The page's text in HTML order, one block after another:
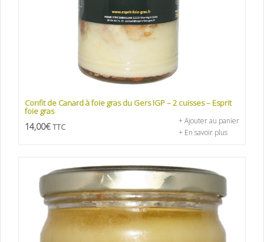
Confit de Canard à foie gras du Gers IGP – 2 cuisses – Esprit
foie gras
14,00€ TTC
+ Ajouter au panier
+ En savoir plus